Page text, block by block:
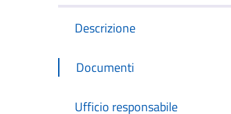
Descrizione
Documenti
Ufficio responsabile